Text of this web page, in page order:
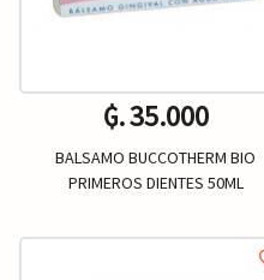
₲. 35.000
BALSAMO BUCCOTHERM BIO
PRIMEROS DIENTES 50ML